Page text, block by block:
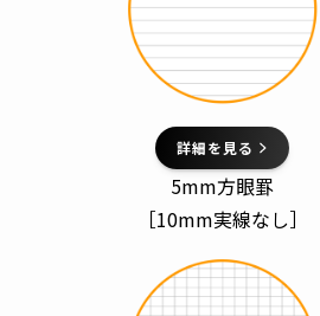
詳細を見る
5mm方眼罫
［10mm実線なし］